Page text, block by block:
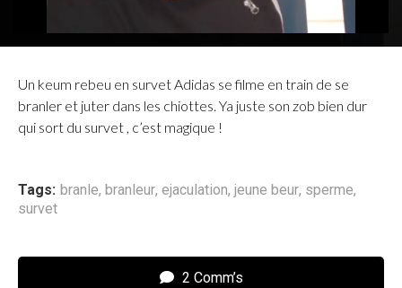
Un keum rebeu en survet Adidas se filme en train de se
branler et juter dans les chiottes. Ya juste son zob bien dur
qui sort du survet , c’est magique !
Tags: branle, branleur, ejaculation, jeune beur, sperme,
survet
2 Comm’s